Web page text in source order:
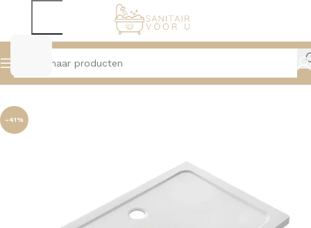
Home Douche Douchebakken
-41%